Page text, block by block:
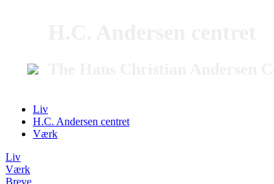
Liv
H.C. Andersen centret
Værk
Liv
Værk
Breve